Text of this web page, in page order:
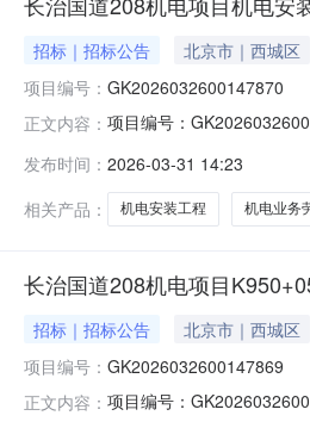
招标｜招标公告 北京市｜西城区
项目编号： GK2026032600147870
正文内容： 项目编号：
标条件。为确保该项目建
发布时间： 2026-03-31 14:23
相关产品：
机电安装工程 机电业务
长治国道208机电项目
招标｜招标公告 北京市｜西城区
项目编号： GK2026032600147869
正文内容： 项目编号：